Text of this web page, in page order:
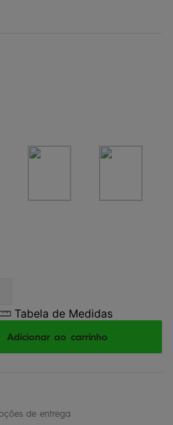
Tabela de Medidas
Adicionar ao carrinho